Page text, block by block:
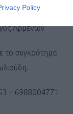
Policy
Αρμένων
το συγκρότημα
– 6988004771